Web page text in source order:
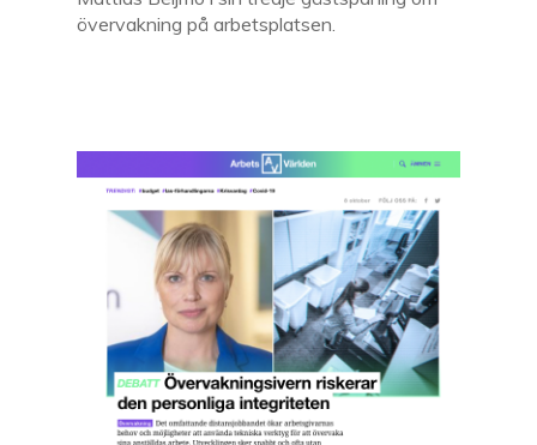
övervakning på arbetsplatsen.